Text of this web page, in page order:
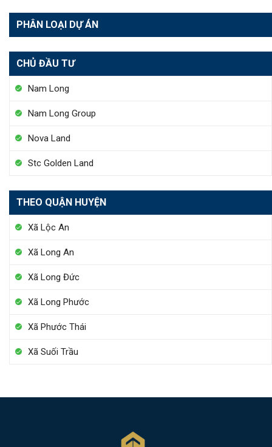
PHÂN LOẠI DỰ ÁN
CHỦ ĐẦU TƯ
Nam Long
Nam Long Group
Nova Land
Stc Golden Land
THEO QUẬN HUYỆN
Xã Lộc An
Xã Long An
Xã Long Đức
Xã Long Phước
Xã Phước Thái
Xã Suối Trầu